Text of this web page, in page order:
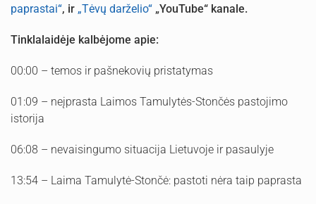
paprastai“, ir „Tėvų darželio“ „YouTube“ kanale.
Tinklalaidėje kalbėjome apie:
00:00 – temos ir pašnekovių pristatymas
01:09 – neįprasta Laimos Tamulytės-Stončės pastojimo
istorija
06:08 – nevaisingumo situacija Lietuvoje ir pasaulyje
13:54 – Laima Tamulytė-Stončė: pastoti nėra taip paprasta